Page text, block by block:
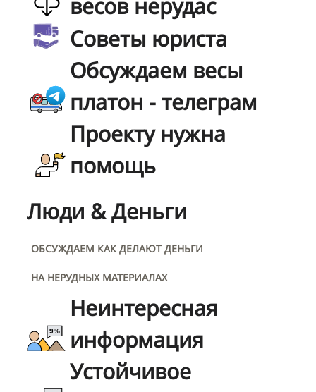
весов нерудас
Советы юриста
Обсуждаем весы
платон - телеграм
Проекту нужна
помощь
Люди & Деньги
ОБСУЖДАЕМ КАК ДЕЛАЮТ ДЕНЬГИ
НА НЕРУДНЫХ МАТЕРИАЛАХ
Неинтересная
информация
Устойчивое